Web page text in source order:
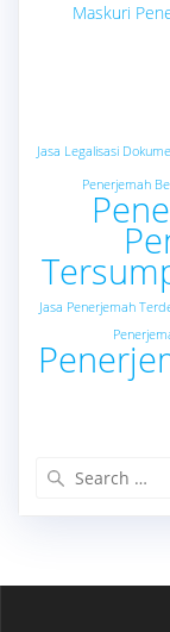
Maskuri
Jasa Legalisasi
Penerjemah
Jasa Penerjemah